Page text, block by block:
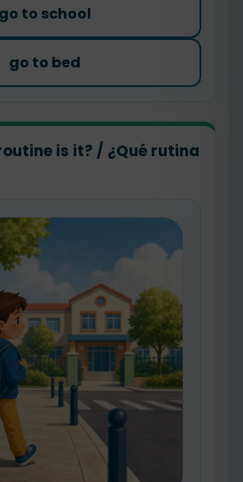
go to school
go to bed
is it? / ¿Qué rutina